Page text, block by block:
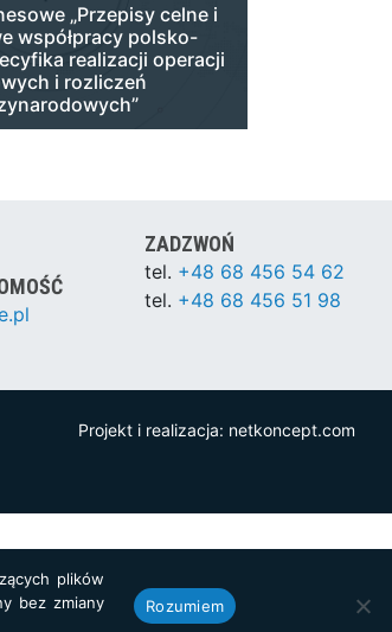
„Przepisy celne i
współpracy polsko-
realizacji operacji
i rozliczeń
ZADZWOŃ
tel. +48 68 456 54 62
tel. +48 68 456 51 98
Projekt i realizacja: netkoncept.com
plików
bez zmiany
Rozumiem